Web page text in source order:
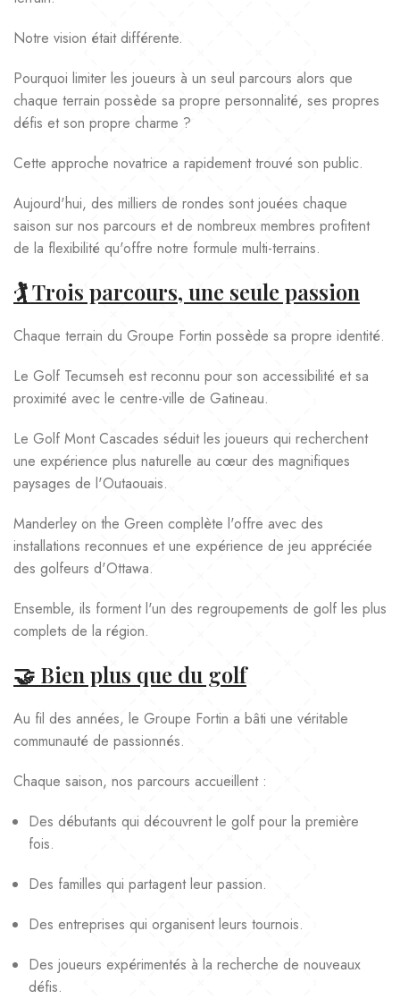
Notre vision était différente.
Pourquoi limiter les joueurs à un seul parcours alors que
chaque terrain possède sa propre personnalité, ses propres
défis et son propre charme ?
Cette approche novatrice a rapidement trouvé son public.
Aujourd'hui, des milliers de rondes sont jouées chaque
saison sur nos parcours et de nombreux membres profitent
de la flexibilité qu'offre notre formule multi-terrains.
🏌️ Trois parcours, une seule passion
Chaque terrain du Groupe Fortin possède sa propre identité.
Le Golf Tecumseh est reconnu pour son accessibilité et sa
proximité avec le centre-ville de Gatineau.
Le Golf Mont Cascades séduit les joueurs qui recherchent
une expérience plus naturelle au cœur des magnifiques
paysages de l'Outaouais.
Manderley on the Green complète l'offre avec des
installations reconnues et une expérience de jeu appréciée
des golfeurs d'Ottawa.
Ensemble, ils forment l'un des regroupements de golf les plus
complets de la région.
🤝 Bien plus que du golf
Au fil des années, le Groupe Fortin a bâti une véritable
communauté de passionnés.
Chaque saison, nos parcours accueillent :
Des débutants qui découvrent le golf pour la première
fois.
Des familles qui partagent leur passion.
Des entreprises qui organisent leurs tournois.
Des joueurs expérimentés à la recherche de nouveaux
défis.